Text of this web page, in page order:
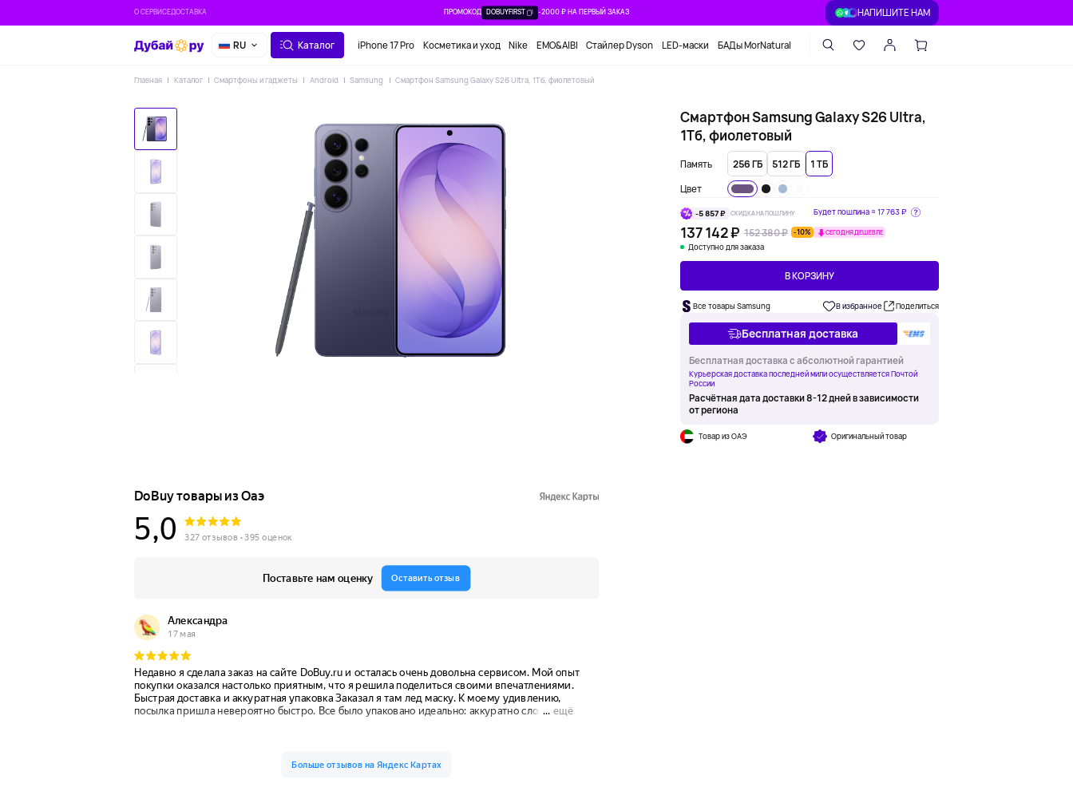
О СЕРВИСЕДОСТАВКА ПРОМОКОД DOBUYFIRST -2000 ₽ НА ПЕРВЫЙ ЗАКАЗ НАПИШИТЕ НАМ
RU Каталог iPhone 17 Pro Косметика и уход Nike EMO&AIBI Стайлер Dyson LED-маски БАДы MorNatural
Главная Каталог Смартфоны и гаджеты Android Samsung Смартфон Samsung Galaxy S26 Ultra, 1Тб, фиолетовый
Смартфон Samsung Galaxy S26 Ultra,
1Тб, фиолетовый
Память 256 ГБ 512 ГБ 1 ТБ
Цвет
-5 857 ₽ СКИДКА НА ПОШЛИНУ Будет пошлина ≈ 17 763 ₽
137 142 ₽ 152 380 ₽ -10% СЕГОДНЯ ДЕШЕВЛЕ
Доступно для заказа
В КОРЗИНУ
Все товары Samsung В избранное Поделиться
Бесплатная доставка
Бесплатная доставка с абсолютной гарантией
Курьерская доставка последней мили осуществляется Почтой
России
Расчётная дата доставки 8-12 дней в зависимости
от региона
Товар из ОАЭ Оригинальный товар